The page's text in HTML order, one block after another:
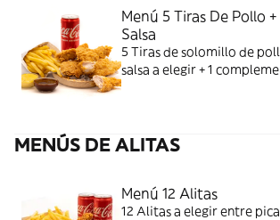
Menú 5 Tiras De Pollo +
Salsa
5 Tiras de solomillo de
salsa a elegir + 1
MENÚS DE ALITAS
Menú 12 Alitas
12 Alitas a elegir entre picantes o broaster,